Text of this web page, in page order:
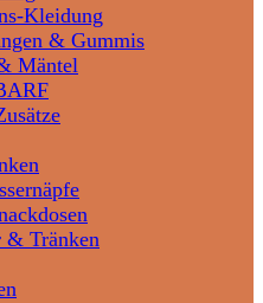
Kleidung
& Gummis
Mäntel
& Tränken